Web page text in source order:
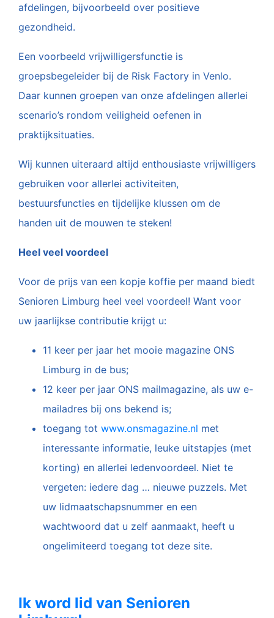
afdelingen, bijvoorbeeld over positieve
gezondheid.
Een voorbeeld vrijwilligersfunctie is
groepsbegeleider bij de Risk Factory in Venlo.
Daar kunnen groepen van onze afdelingen allerlei
scenario’s rondom veiligheid oefenen in
praktijksituaties.
Wij kunnen uiteraard altijd enthousiaste vrijwilligers
gebruiken voor allerlei activiteiten,
bestuursfuncties en tijdelijke klussen om de
handen uit de mouwen te steken!
Heel veel voordeel
Voor de prijs van een kopje koffie per maand biedt
Senioren Limburg heel veel voordeel! Want voor
uw jaarlijkse contributie krijgt u:
11 keer per jaar het mooie magazine ONS
Limburg in de bus;
12 keer per jaar ONS mailmagazine, als uw e-
mailadres bij ons bekend is;
toegang tot www.onsmagazine.nl met
interessante informatie, leuke uitstapjes (met
korting) en allerlei ledenvoordeel. Niet te
vergeten: iedere dag … nieuwe puzzels. Met
uw lidmaatschapsnummer en een
wachtwoord dat u zelf aanmaakt, heeft u
ongelimiteerd toegang tot deze site.
Ik word lid van Senioren